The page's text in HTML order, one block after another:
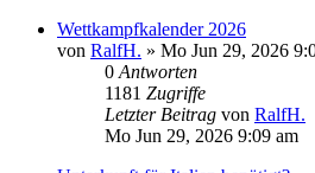
Wettkampfkalender 2026
von RalfH. » Mo Jun 29, 2026
0 Antworten
1181 Zugriffe
Letzter Beitrag von RalfH.
Mo Jun 29, 2026 9:09 am